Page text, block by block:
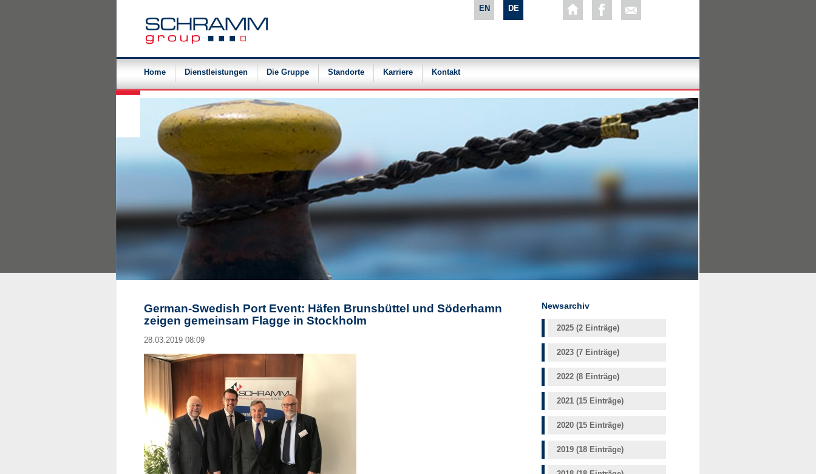
EN DE
Navigation
überspringen
Home Dienstleistungen Die Gruppe Standorte Karriere Kontakt
German-Swedish Port Event: Häfen Brunsbüttel und Söderhamn
zeigen gemeinsam Flagge in Stockholm
28.03.2019 08:09
Newsarchiv
2025 (2 Einträge)
2023 (7 Einträge)
2022 (8 Einträge)
2021 (15 Einträge)
2020 (15 Einträge)
2019 (18 Einträge)